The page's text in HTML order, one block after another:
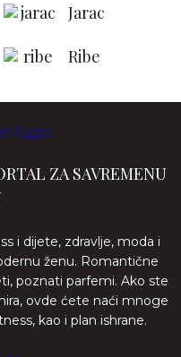
Jarac
Ribe
ZA SAVREMENU
i dijete, zdravlje, moda i
ženu. Romantične
poznati parfemi. Ako ste
ovde ćete naći mnoge
kao i plan ishrane.